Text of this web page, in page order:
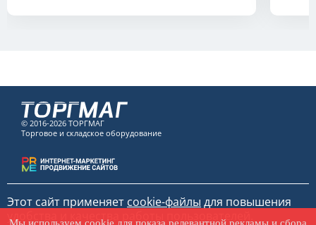
© 2016-2026 ТОРГМАГ
Торговое и складское оборудование
Этот сайт применяет cookie-файлы для повышения
удобства и качества работы пользователей.